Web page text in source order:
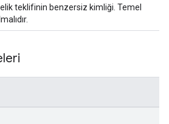
teklifinin benzersiz kimliği. Temel